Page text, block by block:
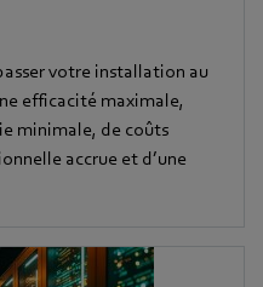
votre installation au
efficacité maximale,
minimale, de coûts
accrue et d’une